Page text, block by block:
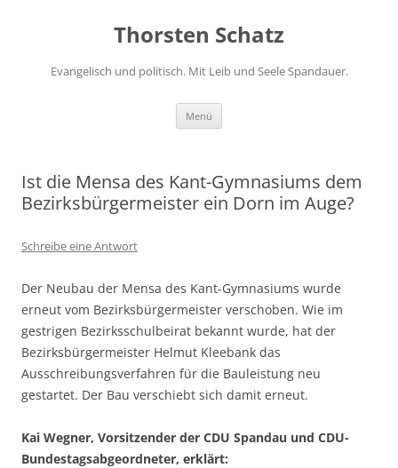
Thorsten Schatz
Evangelisch und politisch. Mit Leib und Seele Spandauer.
Menü
Ist die Mensa des Kant-Gymnasiums dem
Bezirksbürgermeister ein Dorn im Auge?
Schreibe eine Antwort
Der Neubau der Mensa des Kant-Gymnasiums wurde
erneut vom Bezirksbürgermeister verschoben. Wie im
gestrigen Bezirksschulbeirat bekannt wurde, hat der
Bezirksbürgermeister Helmut Kleebank das
Ausschreibungsverfahren für die Bauleistung neu
gestartet. Der Bau verschiebt sich damit erneut.
Kai Wegner, Vorsitzender der CDU Spandau und CDU-
Bundestagsabgeordneter, erklärt: